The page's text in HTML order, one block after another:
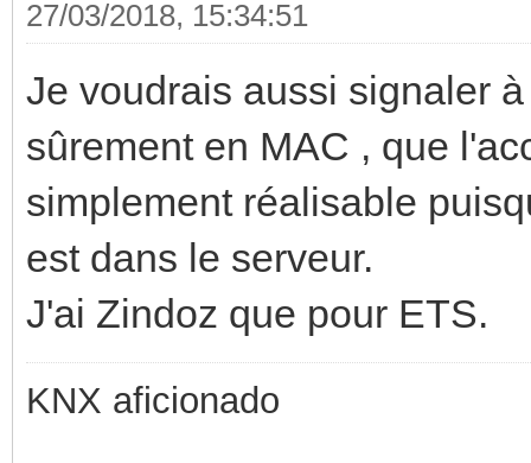
27/03/2018, 15:34:51
Je voudrais aussi signaler
sûrement en MAC , que
simplement réalisable
est dans le serveur.
J'ai Zindoz que pour ETS.
KNX aficionado